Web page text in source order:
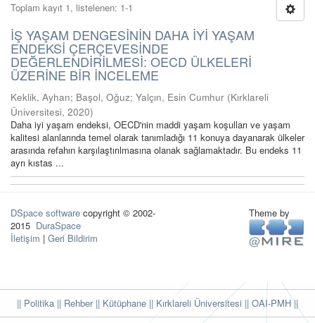
Toplam kayıt 1, listelenen: 1-1
İŞ YAŞAM DENGESİNİN DAHA İYİ YAŞAM
ENDEKSİ ÇERÇEVESİNDE
DEĞERLENDİRİLMESİ: OECD ÜLKELERİ
ÜZERİNE BİR İNCELEME
Keklik, Ayhan; Başol, Oğuz; Yalçın, Esin Cumhur (Kırklareli
Üniversitesi, 2020)
Daha iyi yaşam endeksi, OECD'nin maddi yaşam koşulları ve yaşam
kalitesi alanlarında temel olarak tanımladığı 11 konuya dayanarak ülkeler
arasında refahın karşılaştırılmasına olanak sağlamaktadır. Bu endeks 11
ayrı kıstas ...
DSpace software copyright © 2002-
2015 DuraSpace
İletişim | Geri Bildirim
Theme by
|| Politika || Rehber|| Kütüphane || Kırklareli Üniversitesi || OAI-PMH ||